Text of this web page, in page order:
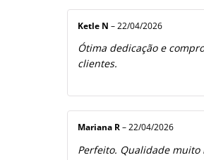
Ketle N – 22/04/2026
Ótima dedicação e
clientes.
Mariana R – 22/04/2026
Perfeito. Qualidade muito